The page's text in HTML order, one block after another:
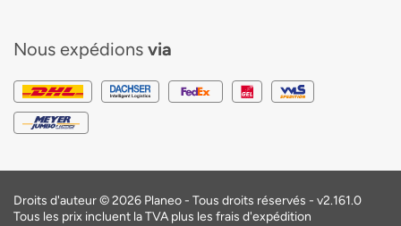
Nous expédions via
Droits d'auteur © 2026 Planeo - Tous droits réservés - v2.161.0
Tous les prix incluent la TVA plus les frais d'expédition